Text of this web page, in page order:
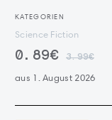
KATEGORIEN
Science Fiction
0.89€ 3.99€
aus 1. August 2026